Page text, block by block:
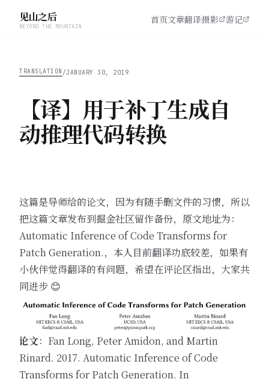
见山之后
BEYOND THE MOUNTAIN
首页文章翻译摄影 游记
TRANSLATION /JANUARY 30, 2019
【译】用于补丁生成自
动推理代码转换
这篇是导师给的论文，因为有随手删文件的习惯，所以
把这篇文章发布到掘金社区留作备份，原文地址为：
Automatic Inference of Code Transforms for
Patch Generation.，本人目前翻译功底较差，如果有
小伙伴觉得翻译的有问题，希望在评论区指出，大家共
同进步 😊
论文：Fan Long, Peter Amidon, and Martin
Rinard. 2017. Automatic Inference of Code
Transforms for Patch Generation. In